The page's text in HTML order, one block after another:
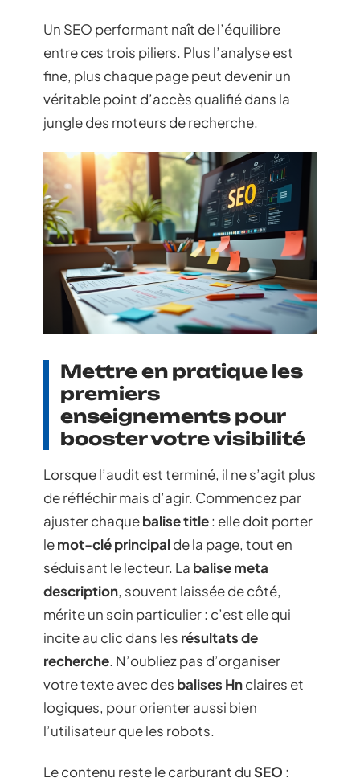
Un SEO performant naît de l’équilibre
entre ces trois piliers. Plus l’analyse est
fine, plus chaque page peut devenir un
véritable point d’accès qualifié dans la
jungle des moteurs de recherche.
Mettre en pratique les
premiers
enseignements pour
booster votre visibilité
Lorsque l’audit est terminé, il ne s’agit plus
de réfléchir mais d’agir. Commencez par
ajuster chaquebalise title: elle doit porter
lemot-clé principalde la page, tout en
séduisant le lecteur. La balise meta
description, souvent laissée de côté,
mérite un soin particulier : c’est elle qui
incite au clic dans les résultats de
recherche. N’oubliez pas d’organiser
votre texte avec des balises Hnclaires et
logiques, pour orienter aussi bien
l’utilisateur que les robots.
Le contenu reste le carburant du SEO :